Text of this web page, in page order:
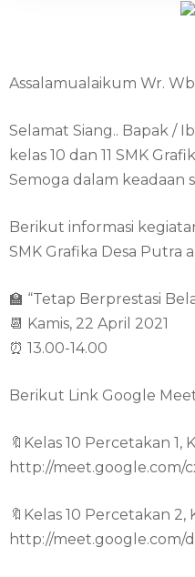
Assalamualaikum Wr.
Selamat Siang.. Bapak /
kelas 10 dan 11 SMK
Semoga dalam keadaan
Berikut informasi
SMK Grafika Desa Putra
🏫 “Tetap Berprestasi
📆 Kamis, 22 April 2021
⏰ 13.00-14.00
Berikut Link Google
🔖Kelas 10 Percetakan 1,
http://meet.google.com/
🔖Kelas 10 Percetakan 2,
http://meet.google.com/